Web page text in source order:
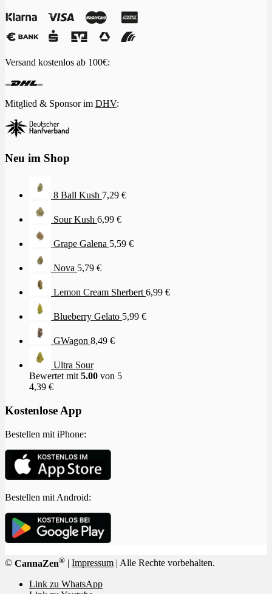
Versand kostenlos ab 100€:
Mitglied & Sponsor im DHV:
Neu im Shop
8 Ball Kush 7,29 €
Sour Kush 6,99 €
Grape Galena 5,59 €
Nova 5,79 €
Lemon Cream Sherbert 6,99 €
Blueberry Gelato 5,99 €
GWagon 8,49 €
Ultra Sour
Bewertet mit 5.00 von 5
4,39 €
Kostenlose App
Bestellen mit iPhone:
Bestellen mit Android:
© CannaZen® Impressum | Alle Rechte vorbehalten.
Link zu WhatsApp